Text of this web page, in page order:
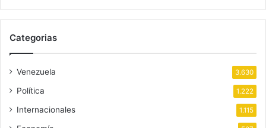
Categorias
Venezuela 3.630
Política 1.222
Internacionales 1.115